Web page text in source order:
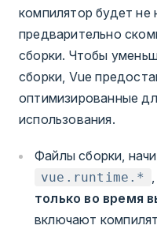
компилятор будет
предварительно
сборки. Чтобы
сборки, Vue
оптимизированные
использования.
Файлы сборки,
vue.runtime.*
только во время
включают